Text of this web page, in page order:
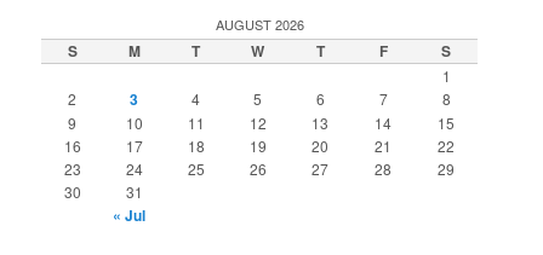
c
h
AUGUST 2026
S M T W T F S
1
2
3 4 5 6 7
8
9
10 11 12 13 14
15
16
17 18 19 20 21
22
23
24 25 26 27 28
29
30
31
« Jul